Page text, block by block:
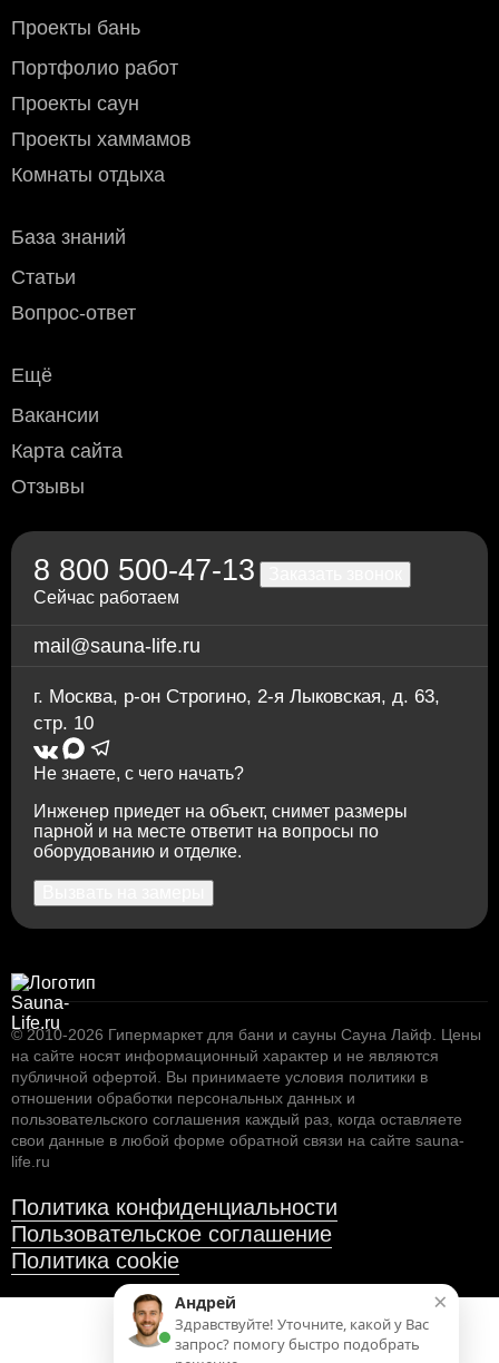
Проекты бань
Портфолио работ
Проекты саун
Проекты хаммамов
Комнаты отдыха
База знаний
Статьи
Вопрос-ответ
Ещё
Вакансии
Карта сайта
Отзывы
8 800 500-47-13
Сейчас работаем
mail@sauna-life.ru
г. Москва, р-он Строгино, 2-я Лыковская, д. 63,
стр. 10
Не знаете, с чего начать?
Инженер приедет на объект, снимет размеры
парной и на месте ответит на вопросы по
оборудованию и отделке.
© 2010-2026 Гипермаркет для бани и сауны Сауна Лайф
Цены
на сайте носят информационный характер и не являются
публичной офертой. Вы принимаете условия политики в
отношении обработки персональных данных и
пользовательского соглашения каждый раз, когда оставляете
свои данные в любой форме обратной связи на сайте sauna-
life.ru
Политика конфиденциальности
Пользовательское соглашение
Политика cookie
×
Андрей
Здравствуйте! Уточните, какой у Вас
запрос? помогу быстро подобрать